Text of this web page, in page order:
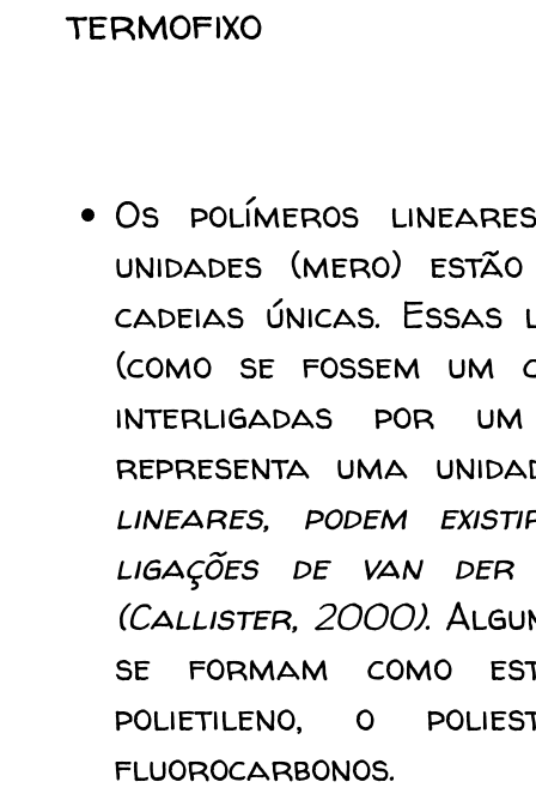
termofixo
Os polímeros
unidades (mero)
cadeias únicas.
(como se fossem um
interligadas por
representa uma
lineares, podem
ligações de van
(Callister, 2000).
se formam como
polietileno, o
fluorocarbonos.